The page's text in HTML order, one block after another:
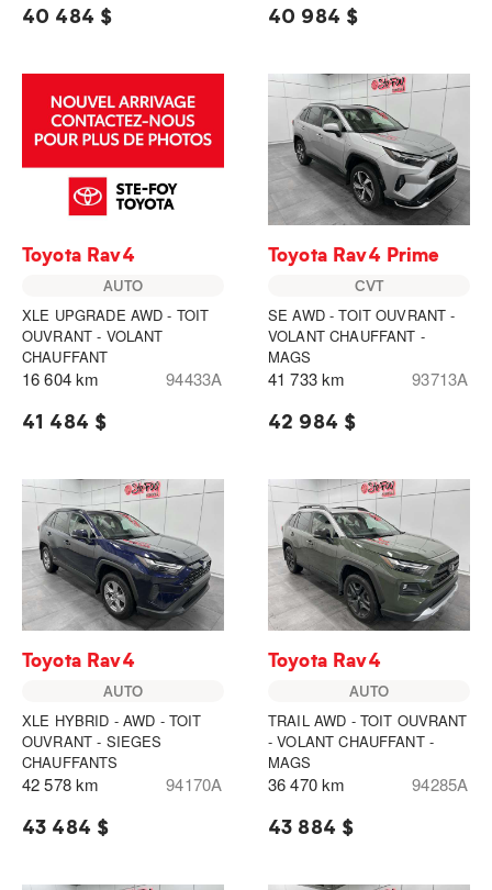
40 484 $ 40 984 $
Toyota Rav4
AUTO
XLE UPGRADE AWD - TOIT
OUVRANT - VOLANT
CHAUFFANT
16 604 km 94433A
41 484 $
Toyota Rav4 Prime
CVT
SE AWD - TOIT OUVRANT -
VOLANT CHAUFFANT -
MAGS
41 733 km 93713A
42 984 $
Toyota Rav4
AUTO
XLE HYBRID - AWD - TOIT
OUVRANT - SIEGES
CHAUFFANTS
42 578 km 94170A
43 484 $
Toyota Rav4
AUTO
TRAIL AWD - TOIT OUVRANT
- VOLANT CHAUFFANT -
MAGS
36 470 km 94285A
43 884 $